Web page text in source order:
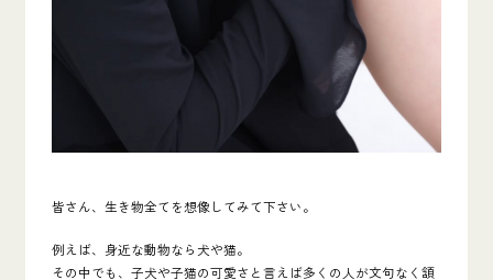
皆さん、生き物全てを想像してみて下さい。
例えば、 身近な動物なら犬や猫。
その中でも、子犬や子猫の可愛さと言えば多くの人が文句なく頷